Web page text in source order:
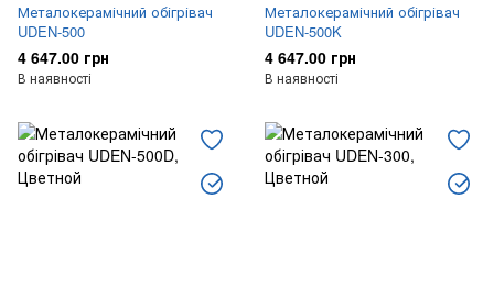
Металокерамічний обігрівач
UDEN-500
4 647.00 грн
В наявності
Металокерамічний обігрівач
UDEN-500K
4 647.00 грн
В наявності